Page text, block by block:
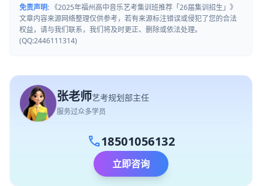
免责声明: 《2025年福州高中音乐艺考集训班推荐「26届集训招生」》
文章内容来源网络整理仅供参考，若有来源标注错误或侵犯了您的合法
权益，请与我们联系，我们将及时更正、删除或依法处理。
(QQ:2446111314)
张老师艺考规划部主任
服务过众多学员
call18501056132
立即咨询